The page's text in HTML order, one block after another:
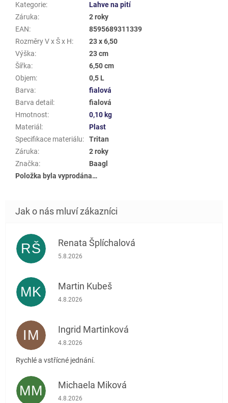
Kategorie:
Lahve na pití
Záruka:
2 roky
EAN:
8595689311339
Rozměry V x Š x H:
23 x 6,50
Výška:
23 cm
Šířka:
6,50 cm
Objem:
0,5 L
Barva:
fialová
Barva detail :
fialová
Hmotnost:
0,10 kg
Materiál :
Plast
Specifikace materiálu:
Tritan
Záruka:
2 roky
Značka:
Baagl
Položka byla vyprodána…
RŠ Renata Šplíchalová
Hodnocení obchodu je 5 z 5 hvězdiček.
5.8.2026
MK Martin Kubeš
Hodnocení obchodu je 5 z 5 hvězdiček.
4.8.2026
IM Ingrid Martinková
Hodnocení obchodu je 5 z 5 hvězdiček.
4.8.2026
Rychlé a vstřícné jednání.
MM Michaela Miková
Hodnocení obchodu je 5 z 5 hvězdiček.
4.8.2026